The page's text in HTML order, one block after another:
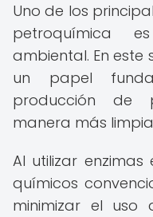
Uno de los
petroquímica
ambiental. En este
un papel
producción de
manera más
Al utilizar
químicos
minimizar el uso